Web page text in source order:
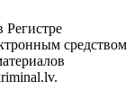
Регистре
средством